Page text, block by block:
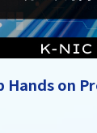
Hands on